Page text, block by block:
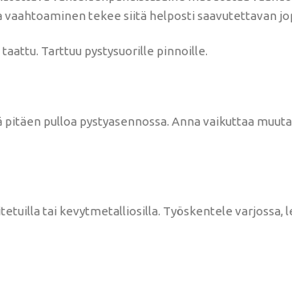
tekee siitä helposti saavutettavan
Tarttuu pystysuorille pinnoille.
pulloa pystyasennossa. Anna vaikuttaa
tai kevytmetalliosilla. Työskentele varjossa,